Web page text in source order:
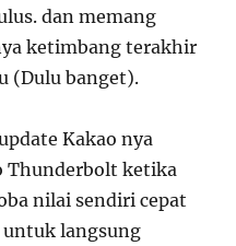
dan memang
ketimbang terakhir
(Dulu banget).
Kakao nya
Thunderbolt ketika
nilai sendiri cepat
langsung